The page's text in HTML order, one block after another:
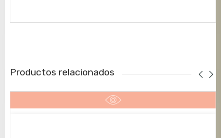
Productos relacionados